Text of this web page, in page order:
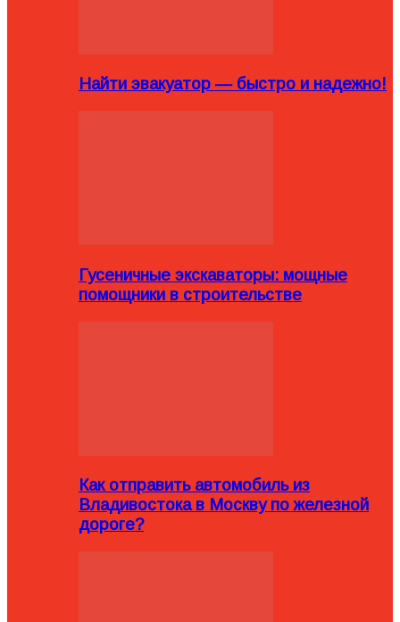
Найти эвакуатор — быстро и надежно!
Гусеничные экскаваторы: мощные
помощники в строительстве
Как отправить автомобиль из
Владивостока в Москву по железной
дороге?